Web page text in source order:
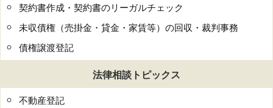
契約書作成・契約書のリーガルチェック
未収債権（売掛金・貸金・家賃等）の回収・裁判事務
債権譲渡登記
法律相談トピックス
不動産登記